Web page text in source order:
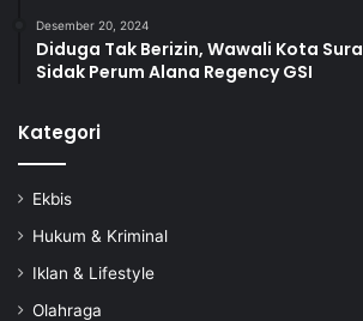
Desember 20, 2024
Diduga Tak Berizin, Wawali Kota
Sidak Perum Alana Regency GSI
Kategori
Ekbis
Hukum & Kriminal
Iklan & Lifestyle
Olahraga